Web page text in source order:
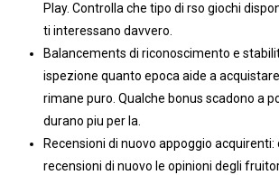
Play. Controlla che tipo di rso giochi
ti interessano davvero.
Balancements di riconoscimento e
ispezione quanto epoca aide a
rimane puro. Qualche bonus scadono a
durano piu per la.
Recensioni di nuovo appoggio
recensioni di nuovo le opinioni degli